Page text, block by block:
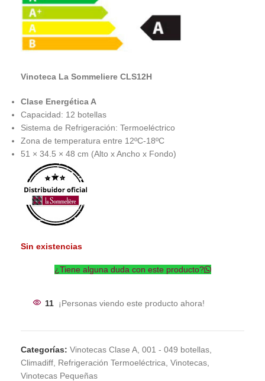
Vinoteca La Sommeliere CLS12H
Clase Energética A
Capacidad: 12 botellas
Sistema de Refrigeración: Termoeléctrico
Zona de temperatura entre 12ºC-18ºC
51 × 34.5 × 48 cm (Alto x Ancho x Fondo)
Sin existencias
¿Tiene alguna duda con este producto?
11 ¡Personas viendo este producto ahora!
Categorías: Vinotecas Clase A 001 - 049 botellas
Climadiff Refrigeración Termoeléctrica Vinotecas
Vinotecas Pequeñas